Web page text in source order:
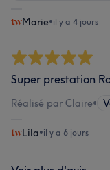
Marie•il y a 4 jours
Super prestation
Réalisé par Claire•
Lila•il y a 6 jours